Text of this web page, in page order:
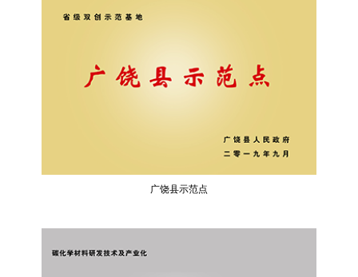
广饶县示范点